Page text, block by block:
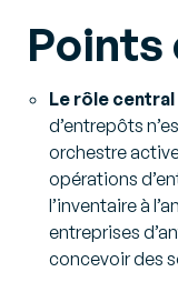
Points
Le rôle central
d’entrepôts
orchestre
opérations
l’inventaire à
entreprises
concevoir des